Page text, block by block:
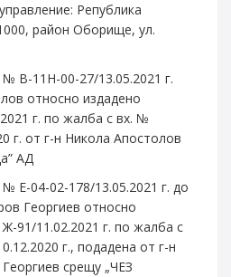
Република
район Оборище, ул.
В-11Н-00-27/13.05.2021 г.
относно издадено
г. по жалба с вх. №
г. от г-н Никола Апостолов
АД
Е-04-02-178/13.05.2021 г. до
Георгиев относно
91/11.02.2021 г. по жалба с
г., подадена от г-н
срещу „ЧЕЗ